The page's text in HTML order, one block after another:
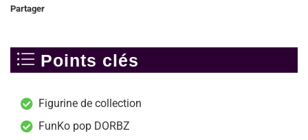
Partager
Points clés
Figurine de collection
FunKo pop DORBZ